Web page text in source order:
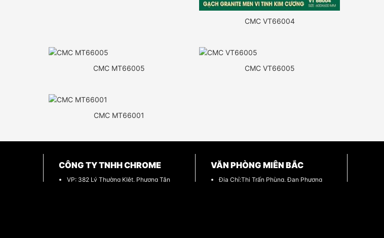
CMC VT66004
CMC MT66005 CMC VT66005
CMC MT66001
CÔNG TY TNHH CHROME
VP: 382 Lý Thường KIệt, Phương Tân
VĂN PHÒNG MIÊN BẮC
Địa Chỉ:Thị Trấn Phùng, Đan Phượng